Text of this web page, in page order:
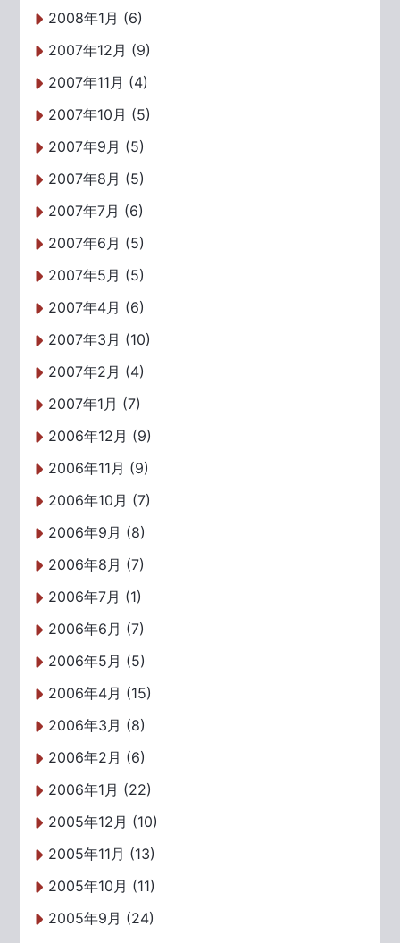
2008年1月 (6)
2007年12月 (9)
2007年11月 (4)
2007年10月 (5)
2007年9月 (5)
2007年8月 (5)
2007年7月 (6)
2007年6月 (5)
2007年5月 (5)
2007年4月 (6)
2007年3月 (10)
2007年2月 (4)
2007年1月 (7)
2006年12月 (9)
2006年11月 (9)
2006年10月 (7)
2006年9月 (8)
2006年8月 (7)
2006年7月 (1)
2006年6月 (7)
2006年5月 (5)
2006年4月 (15)
2006年3月 (8)
2006年2月 (6)
2006年1月 (22)
2005年12月 (10)
2005年11月 (13)
2005年10月 (11)
2005年9月 (24)